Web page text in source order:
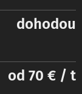
dohodou
od 70 € / t